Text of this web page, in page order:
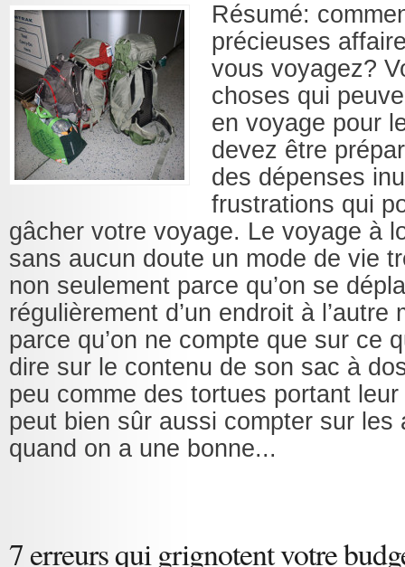
Résumé:
précieuses
vous voyagez?
choses qui
en voyage pour
devez être
des dépenses
frustrations qui
gâcher votre voyage. Le voyage à
sans aucun doute un mode de vie
non seulement parce qu’on se
régulièrement d’un endroit à l’autre
parce qu’on ne compte que sur ce
dire sur le contenu de son sac à
peu comme des tortues portant
peut bien sûr aussi compter sur les
quand on a une bonne...
7 erreurs qui grignotent votre